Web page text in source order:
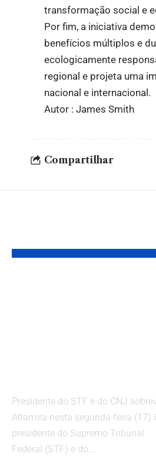
transformação social e
Por fim, a iniciativa
benefícios múltiplos e
ecologicamente
regional e projeta uma
nacional e internacional.
Autor : James Smith
Compartilhar
Presidente do STF e do CNJ
Altamira nesta segunda-feira (17)
presidente do Supremo Tribunal
Federal (STF) e do…